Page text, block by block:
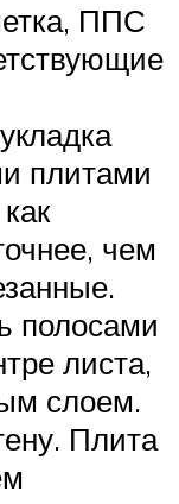
ППС
плитами
чем
полосами
листа,
слоем.
Плита